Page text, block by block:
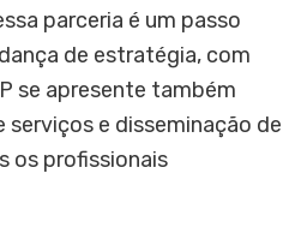
parceria é um passo
de estratégia, com
se apresente também
e disseminação de
os profissionais